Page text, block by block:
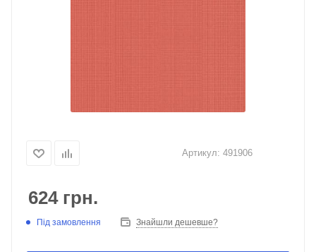
Артикул: 491906
624грн.
Під замовлення Знайшли дешевше?